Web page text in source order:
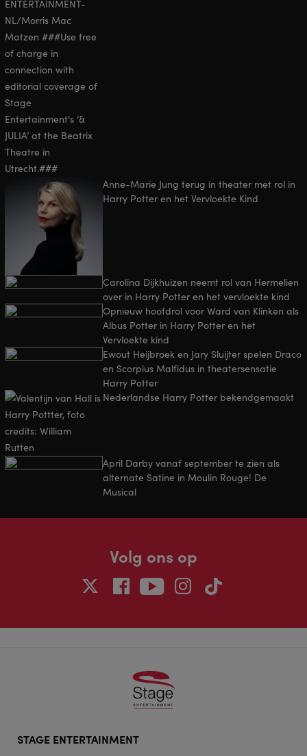
Anne-Marie Jung terug in theater met rol in
Harry Potter en het Vervloekte Kind
Carolina Dijkhuizen neemt rol van Hermelien
over in Harry Potter en het vervloekte kind
Opnieuw hoofdrol voor Ward van Klinken als
Albus Potter in Harry Potter en het
Vervloekte kind
Ewout Heijbroek en Jary Sluijter spelen Draco
en Scorpius Malfidus in theatersensatie
Harry Potter
Nederlandse Harry Potter bekendgemaakt
April Darby vanaf september te zien als
alternate Satine in Moulin Rouge! De
Musical
Volg ons op
doormat
STAGE ENTERTAINMENT